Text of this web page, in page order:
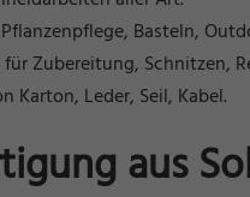
Basteln,
Zubereitung, Schnitzen,
Karton, Leder, Seil, Kabel.
aus